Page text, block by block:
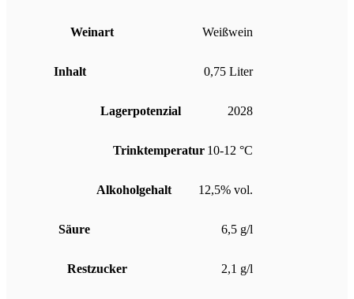
Weinart Weißwein
Inhalt 0,75 Liter
Lagerpotenzial 2028
Trinktemperatur 10-12 °C
Alkoholgehalt 12,5% vol.
Säure 6,5 g/l
Restzucker 2,1 g/l